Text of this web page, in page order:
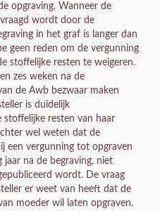
opgraving. Wanneer de
wordt door de
in het graf is langer dan
geen reden om de vergunning
stoffelijke resten te weigeren.
zes weken na de
de Awb bezwaar maken
is duidelijk
stoffelijke resten van haar
wel weten dat de
een vergunning tot opgraven
na de begraving, niet
wordt. De vraag
er weet van heeft dat de
moeder wil laten opgraven.